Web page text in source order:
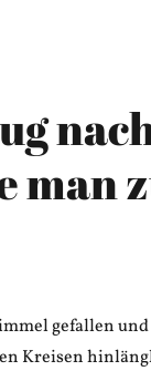
man
gefallen
Kreisen